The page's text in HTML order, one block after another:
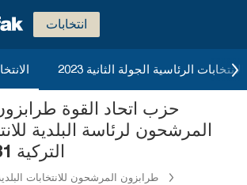
انتخابات
2023 الانتخابات الرئاسية الجولة الثانية
حزب اتحاد القوة
المرشحون لرئاسة البلدية
التركية 31 مارس 2024
طرابزون المرشحون للانتخابات